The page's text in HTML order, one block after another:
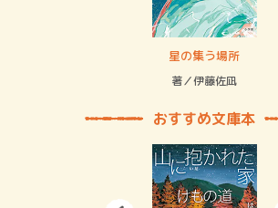
星の集う場所
著／伊藤佐凪
おすすめ文庫本